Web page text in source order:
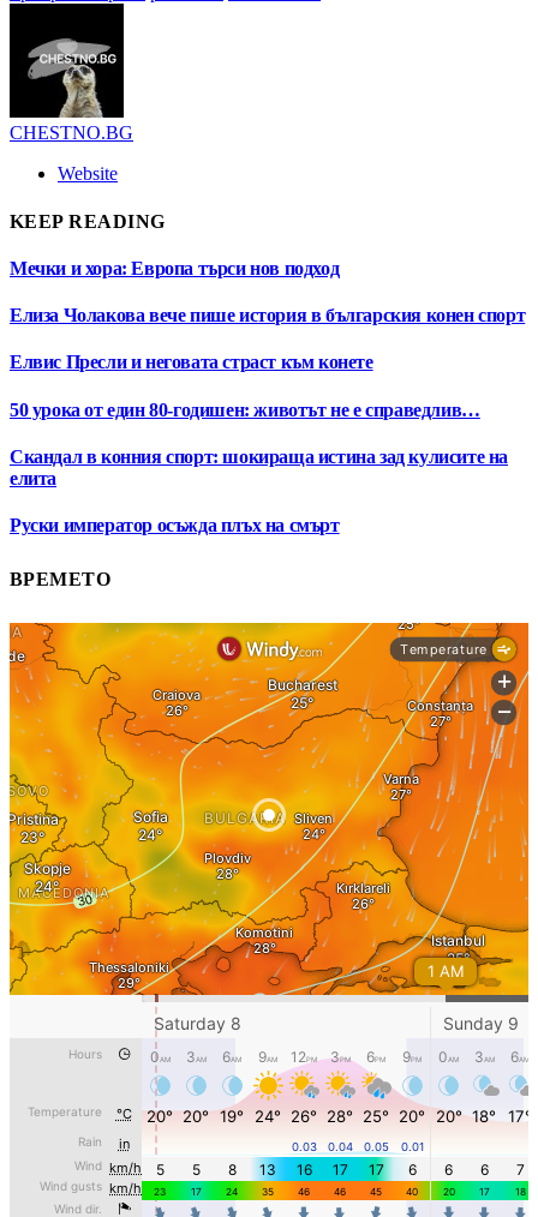
CHESTNO.BG
Website
KEEP READING
Мечки и хора: Европа търси нов подход
Елиза Чолакова вече пише история в българския конен спорт
Елвис Пресли и неговата страст към конете
50 урока от един 80-годишен: животът не е справедлив…
Скандал в конния спорт: шокираща истина зад кулисите на
елита
Руски император осъжда плъх на смърт
ВРЕМЕТО